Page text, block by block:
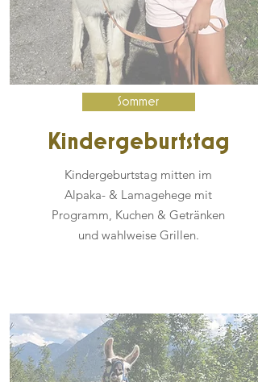
Sommer
Kindergeburtstag
Kindergeburtstag mitten im
Alpaka- & Lamagehege mit
Programm, Kuchen & Getränken
und wahlweise Grillen.